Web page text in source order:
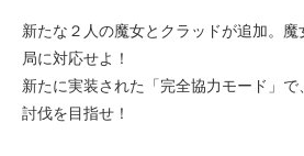
新たな２人の魔女とクラッドが追加。
局に対応せよ！
新たに実装された「完全協力モード」
討伐を目指せ！